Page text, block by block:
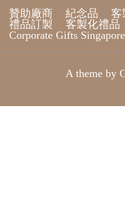
贊助廠商 紀念品 客
禮品訂製
客製化禮品
Corporate Gifts Singapore
A theme by